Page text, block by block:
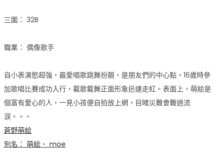
三圍： 32B
職業： 偶像歌手
自小表演慾超強，最愛唱歌跳舞扮靚，是朋友們的中心點。16歲時參
加歌唱比賽成功入行，載歌載舞正面形象迅速走紅。表面上，萌絵是
個富有愛心的人，一見小孩便自拍放上網，目睹災難會難過流
淚。。。
蒼野萌絵
別名： 萌絵、 moe